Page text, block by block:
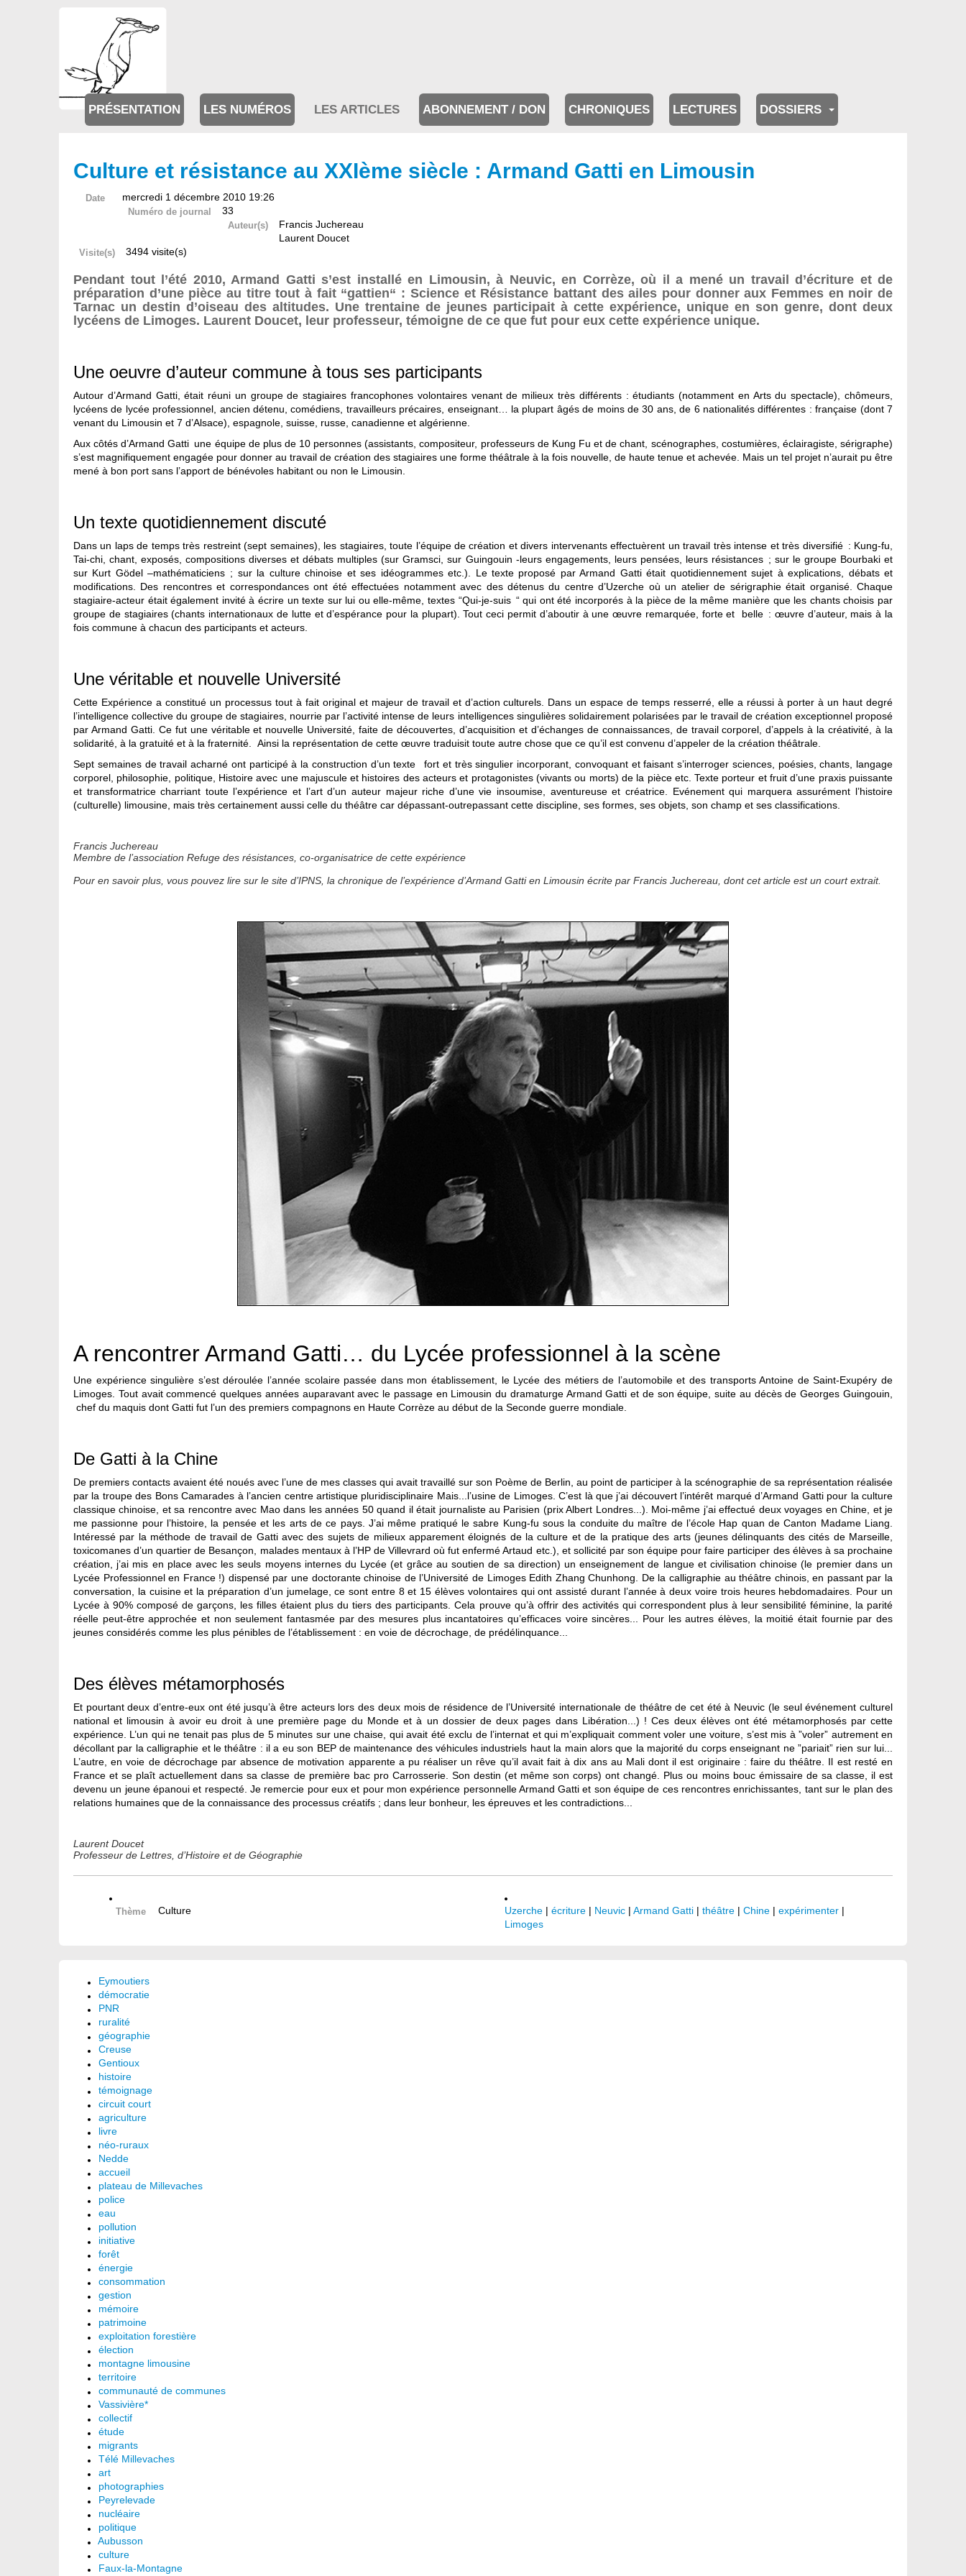
PRÉSENTATION LES NUMÉROS LES ARTICLES ABONNEMENT / DON CHRONIQUES LECTURES DOSSIERS
Culture et résistance au XXIème siècle : Armand Gatti en Limousin
Date mercredi 1 décembre 2010 19:26
Numéro de journal 33
Auteur(s)
Francis Juchereau
Laurent Doucet
Visite(s) 3494 visite(s)
Pendant tout l’été 2010, Armand Gatti s’est installé en Limousin, à Neuvic, en Corrèze, où il a mené un travail d’écriture et de
préparation d’une pièce au titre tout à fait “gattien“ : Science et Résistance battant des ailes pour donner aux Femmes en noir de
Tarnac un destin d’oiseau des altitudes. Une trentaine de jeunes participait à cette expérience, unique en son genre, dont deux
lycéens de Limoges. Laurent Doucet, leur professeur, témoigne de ce que fut pour eux cette expérience unique.
Une oeuvre d’auteur commune à tous ses participants
Autour d’Armand Gatti, était réuni un groupe de stagiaires francophones volontaires venant de milieux très différents : étudiants (notamment en Arts du spectacle), chômeurs,
lycéens de lycée professionnel, ancien détenu, comédiens, travailleurs précaires, enseignant… la plupart âgés de moins de 30 ans, de 6 nationalités différentes : française (dont 7
venant du Limousin et 7 d’Alsace), espagnole, suisse, russe, canadienne et algérienne.
Aux côtés d’Armand Gatti une équipe de plus de 10 personnes (assistants, compositeur, professeurs de Kung Fu et de chant, scénographes, costumières, éclairagiste, sérigraphe)
s’est magnifiquement engagée pour donner au travail de création des stagiaires une forme théâtrale à la fois nouvelle, de haute tenue et achevée. Mais un tel projet n’aurait pu être
mené à bon port sans l’apport de bénévoles habitant ou non le Limousin.
Un texte quotidiennement discuté
Dans un laps de temps très restreint (sept semaines), les stagiaires, toute l’équipe de création et divers intervenants effectuèrent un travail très intense et très diversifié : Kung-fu,
Tai-chi, chant, exposés, compositions diverses et débats multiples (sur Gramsci, sur Guingouin -leurs engagements, leurs pensées, leurs résistances ; sur le groupe Bourbaki et
sur Kurt Gödel –mathématiciens ; sur la culture chinoise et ses idéogrammes etc.). Le texte proposé par Armand Gatti était quotidiennement sujet à explications, débats et
modifications. Des rencontres et correspondances ont été effectuées notamment avec des détenus du centre d’Uzerche où un atelier de sérigraphie était organisé. Chaque
stagiaire-acteur était également invité à écrire un texte sur lui ou elle-même, textes “Qui-je-suis “ qui ont été incorporés à la pièce de la même manière que les chants choisis par
groupe de stagiaires (chants internationaux de lutte et d’espérance pour la plupart). Tout ceci permit d’aboutir à une œuvre remarquée, forte et belle : œuvre d’auteur, mais à la
fois commune à chacun des participants et acteurs.
Une véritable et nouvelle Université
Cette Expérience a constitué un processus tout à fait original et majeur de travail et d’action culturels. Dans un espace de temps resserré, elle a réussi à porter à un haut degré
l’intelligence collective du groupe de stagiaires, nourrie par l’activité intense de leurs intelligences singulières solidairement polarisées par le travail de création exceptionnel proposé
par Armand Gatti. Ce fut une véritable et nouvelle Université, faite de découvertes, d’acquisition et d’échanges de connaissances, de travail corporel, d’appels à la créativité, à la
solidarité, à la gratuité et à la fraternité. Ainsi la représentation de cette œuvre traduisit toute autre chose que ce qu’il est convenu d’appeler de la création théâtrale.
Sept semaines de travail acharné ont participé à la construction d’un texte fort et très singulier incorporant, convoquant et faisant s’interroger sciences, poésies, chants, langage
corporel, philosophie, politique, Histoire avec une majuscule et histoires des acteurs et protagonistes (vivants ou morts) de la pièce etc. Texte porteur et fruit d’une praxis puissante
et transformatrice charriant toute l’expérience et l’art d’un auteur majeur riche d’une vie insoumise, aventureuse et créatrice. Evénement qui marquera assurément l’histoire
(culturelle) limousine, mais très certainement aussi celle du théâtre car dépassant-outrepassant cette discipline, ses formes, ses objets, son champ et ses classifications.
Francis Juchereau
Membre de l’association Refuge des résistances, co-organisatrice de cette expérience
Pour en savoir plus, vous pouvez lire sur le site d’IPNS, la chronique de l’expérience d’Armand Gatti en Limousin écrite par Francis Juchereau, dont cet article est un court extrait.
A rencontrer Armand Gatti… du Lycée professionnel à la scène
Une expérience singulière s’est déroulée l’année scolaire passée dans mon établissement, le Lycée des métiers de l’automobile et des transports Antoine de Saint-Exupéry de
Limoges. Tout avait commencé quelques années auparavant avec le passage en Limousin du dramaturge Armand Gatti et de son équipe, suite au décès de Georges Guingouin,
chef du maquis dont Gatti fut l’un des premiers compagnons en Haute Corrèze au début de la Seconde guerre mondiale.
De Gatti à la Chine
De premiers contacts avaient été noués avec l’une de mes classes qui avait travaillé sur son Poème de Berlin, au point de participer à la scénographie de sa représentation réalisée
par la troupe des Bons Camarades à l’ancien centre artistique pluridisciplinaire Mais...l’usine de Limoges. C’est là que j’ai découvert l’intérêt marqué d’Armand Gatti pour la culture
classique chinoise, et sa rencontre avec Mao dans les années 50 quand il était journaliste au Parisien (prix Albert Londres...). Moi-même j’ai effectué deux voyages en Chine, et je
me passionne pour l’histoire, la pensée et les arts de ce pays. J’ai même pratiqué le sabre Kung-fu sous la conduite du maître de l’école Hap quan de Canton Madame Liang.
Intéressé par la méthode de travail de Gatti avec des sujets de milieux apparement éloignés de la culture et de la pratique des arts (jeunes délinquants des cités de Marseille,
toxicomanes d’un quartier de Besançon, malades mentaux à l’HP de Villevrard où fut enfermé Artaud etc.), et sollicité par son équipe pour faire participer des élèves à sa prochaine
création, j’ai mis en place avec les seuls moyens internes du Lycée (et grâce au soutien de sa direction) un enseignement de langue et civilisation chinoise (le premier dans un
Lycée Professionnel en France !) dispensé par une doctorante chinoise de l’Université de Limoges Edith Zhang Chunhong. De la calligraphie au théâtre chinois, en passant par la
conversation, la cuisine et la préparation d’un jumelage, ce sont entre 8 et 15 élèves volontaires qui ont assisté durant l’année à deux voire trois heures hebdomadaires. Pour un
Lycée à 90% composé de garçons, les filles étaient plus du tiers des participants. Cela prouve qu’à offrir des activités qui correspondent plus à leur sensibilité féminine, la parité
réelle peut-être approchée et non seulement fantasmée par des mesures plus incantatoires qu’efficaces voire sincères... Pour les autres élèves, la moitié était fournie par des
jeunes considérés comme les plus pénibles de l’établissement : en voie de décrochage, de prédélinquance...
Des élèves métamorphosés
Et pourtant deux d’entre-eux ont été jusqu’à être acteurs lors des deux mois de résidence de l’Université internationale de théâtre de cet été à Neuvic (le seul événement culturel
national et limousin à avoir eu droit à une première page du Monde et à un dossier de deux pages dans Libération...) ! Ces deux élèves ont été métamorphosés par cette
expérience. L’un qui ne tenait pas plus de 5 minutes sur une chaise, qui avait été exclu de l’internat et qui m’expliquait comment voler une voiture, s’est mis à ”voler” autrement en
décollant par la calligraphie et le théâtre : il a eu son BEP de maintenance des véhicules industriels haut la main alors que la majorité du corps enseignant ne ”pariait” rien sur lui...
L’autre, en voie de décrochage par absence de motivation apparente a pu réaliser un rêve qu’il avait fait à dix ans au Mali dont il est originaire : faire du théâtre. Il est resté en
France et se plaît actuellement dans sa classe de première bac pro Carrosserie. Son destin (et même son corps) ont changé. Plus ou moins bouc émissaire de sa classe, il est
devenu un jeune épanoui et respecté. Je remercie pour eux et pour mon expérience personnelle Armand Gatti et son équipe de ces rencontres enrichissantes, tant sur le plan des
relations humaines que de la connaissance des processus créatifs ; dans leur bonheur, les épreuves et les contradictions...
Laurent Doucet
Professeur de Lettres, d’Histoire et de Géographie
Thème Culture Uzerche | écriture | Neuvic | Armand Gatti | théâtre | Chine | expérimenter |
Limoges
Eymoutiers
démocratie
PNR
ruralité
géographie
Creuse
Gentioux
histoire
témoignage
circuit court
agriculture
livre
néo-ruraux
Nedde
accueil
plateau de Millevaches
police
eau
pollution
initiative
forêt
énergie
consommation
gestion
mémoire
patrimoine
exploitation forestière
élection
montagne limousine
territoire
communauté de communes
Vassivière*
collectif
étude
migrants
Télé Millevaches
art
photographies
Peyrelevade
nucléaire
politique
Aubusson
culture
Faux-la-Montagne